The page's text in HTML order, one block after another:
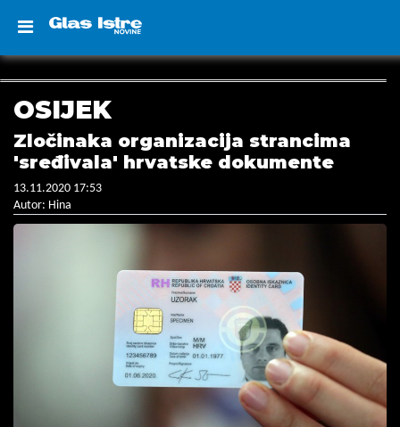
OSIJEK
Zločinaka organizacija strancima
'sređivala' hrvatske dokumente
13.11.2020 17:53
Autor: Hina